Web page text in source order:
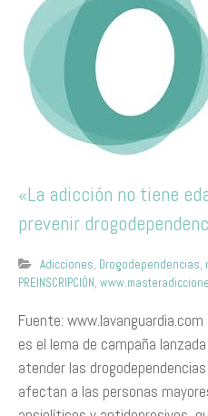
«La adicción no tiene
prevenir
Adicciones, Drogodependencias,
PREINSCRIPCIÓN,
Fuente:
es el lema de campaña
atender las
afectan a las personas